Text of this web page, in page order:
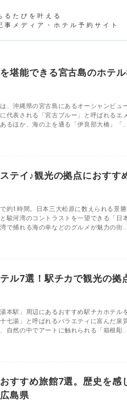
るたびを叶える
事メディア・ホテル予約サイト
堪能できる宮古島のホテル
、沖縄県の宮古島にあるオーシャンビュ
代表される「宮古ブルー」と呼ばれるエ
るほか、海の上を通る「伊良部大橋」「...
テイ♪観光の拠点におすす
約1時間。日本三大松原に数えられる景
駿河湾のコントラストを一望できる「日
で捕れる海の幸などのグルメが魅力の街...
ル7選！駅チカで観光の拠
本駅」周辺にあるおすすめ駅チカホテル
七湯」と呼ばれるバラエティに富んだ泉
自然の中でアートに触れられる「箱根彫...
おすすめ旅館7選。歴史を感
島県